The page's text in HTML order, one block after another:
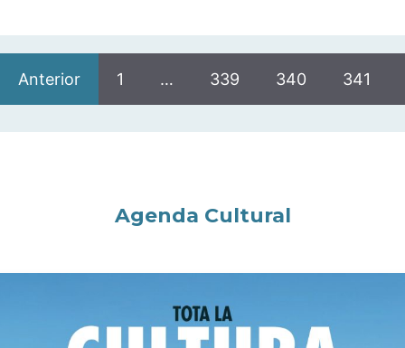
Anterior 1 … 339 340 341
Agenda Cultural